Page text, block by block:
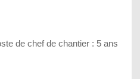
de chef de chantier : 5 ans